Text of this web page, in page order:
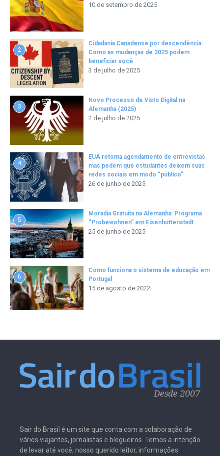
10 de setembro de 2025
2
Cidadania Canadense por descendência:
Como as mudanças de 2025 podem
beneficiar você
3 de julho de 2025
3
Novo Processo de Visto Digital na
Alemanha (2025)
2 de julho de 2025
4
EUA retoma agendamento de entrevistas
mas pedem que estudantes deixem suas
redes sociais em modo “público”
26 de junho de 2025
5
Moradia Gratuita na Alemanha: Programa
“Probewohnen” em Eisenhüttenstadt
25 de junho de 2025
6
Como funciona o sistema de educação em
Portugal
15 de agosto de 2022
Sair do Brasil é um site que conta com a colaboração de
vários viajantes, jornalistas e blogueiros. Temos a intenção
de levar até você, nosso querido leitor, informações